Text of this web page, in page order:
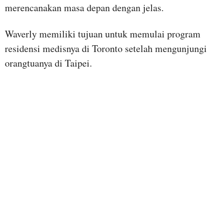
merencanakan masa depan dengan jelas.
Waverly memiliki tujuan untuk memulai program
residensi medisnya di Toronto setelah mengunjungi
orangtuanya di Taipei.